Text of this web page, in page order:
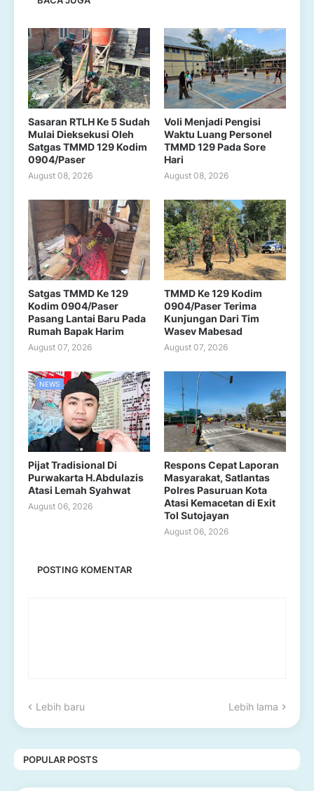
Sasaran RTLH Ke 5 Sudah
Mulai Dieksekusi Oleh
Satgas TMMD 129 Kodim
0904/Paser
August 08, 2026
Voli Menjadi Pengisi
Waktu Luang Personel
TMMD 129 Pada Sore
Hari
August 08, 2026
Satgas TMMD Ke 129
Kodim 0904/Paser
Pasang Lantai Baru Pada
Rumah Bapak Harim
August 07, 2026
TMMD Ke 129 Kodim
0904/Paser Terima
Kunjungan Dari Tim
Wasev Mabesad
August 07, 2026
NEWS
Pijat Tradisional Di
Purwakarta H.Abdulazis
Atasi Lemah Syahwat
August 06, 2026
Respons Cepat Laporan
Masyarakat, Satlantas
Polres Pasuruan Kota
Atasi Kemacetan di Exit
Tol Sutojayan
August 06, 2026
POSTING KOMENTAR
Lebih baru Lebih lama
POPULAR POSTS